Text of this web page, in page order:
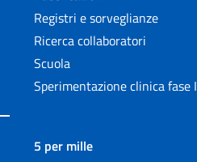
Registri e sorveglianze
Ricerca collaboratori
Scuola
Sperimentazione clinica fase I
5 per mille